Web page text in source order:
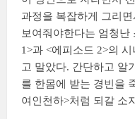
과정을 복잡하게 그리
보여줘야한다는 엄청난
1>과 <에피소드 2>의
고 말았다. 간단하고 알
를 한몸에 받는 경빈을
여인천하>처럼 되갈 소